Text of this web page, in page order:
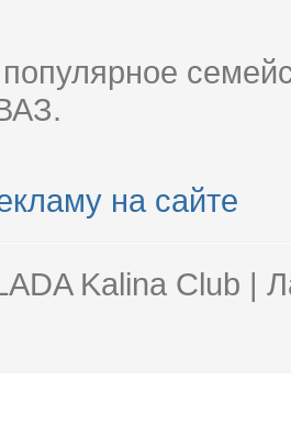
на сайте
Kalina Club |